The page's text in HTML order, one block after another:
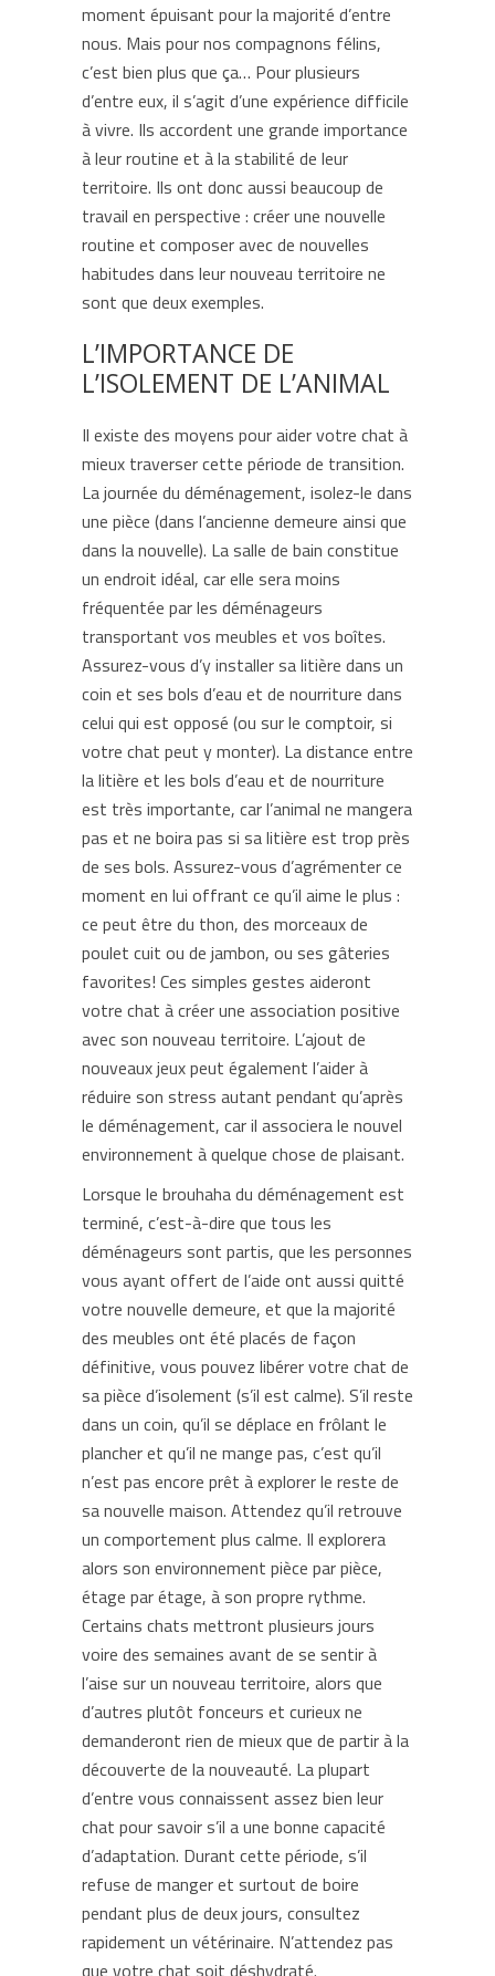
moment épuisant pour la majorité d’entre
nous. Mais pour nos compagnons félins,
c’est bien plus que ça… Pour plusieurs
d’entre eux, il s’agit d’une expérience difficile
à vivre. Ils accordent une grande importance
à leur routine et à la stabilité de leur
territoire. Ils ont donc aussi beaucoup de
travail en perspective : créer une nouvelle
routine et composer avec de nouvelles
habitudes dans leur nouveau territoire ne
sont que deux exemples.
L’IMPORTANCE DE
L’ISOLEMENT DE L’ANIMAL
Il existe des moyens pour aider votre chat à
mieux traverser cette période de transition.
La journée du déménagement, isolez-le dans
une pièce (dans l’ancienne demeure ainsi que
dans la nouvelle). La salle de bain constitue
un endroit idéal, car elle sera moins
fréquentée par les déménageurs
transportant vos meubles et vos boîtes.
Assurez-vous d’y installer sa litière dans un
coin et ses bols d’eau et de nourriture dans
celui qui est opposé (ou sur le comptoir, si
votre chat peut y monter). La distance entre
la litière et les bols d’eau et de nourriture
est très importante, car l’animal ne mangera
pas et ne boira pas si sa litière est trop près
de ses bols. Assurez-vous d’agrémenter ce
moment en lui offrant ce qu’il aime le plus :
ce peut être du thon, des morceaux de
poulet cuit ou de jambon, ou ses gâteries
favorites! Ces simples gestes aideront
votre chat à créer une association positive
avec son nouveau territoire. L’ajout de
nouveaux jeux peut également l’aider à
réduire son stress autant pendant qu’après
le déménagement, car il associera le nouvel
environnement à quelque chose de plaisant.
Lorsque le brouhaha du déménagement est
terminé, c’est-à-dire que tous les
déménageurs sont partis, que les personnes
vous ayant offert de l’aide ont aussi quitté
votre nouvelle demeure, et que la majorité
des meubles ont été placés de façon
définitive, vous pouvez libérer votre chat de
sa pièce d’isolement (s’il est calme). S’il reste
dans un coin, qu’il se déplace en frôlant le
plancher et qu’il ne mange pas, c’est qu’il
n’est pas encore prêt à explorer le reste de
sa nouvelle maison. Attendez qu’il retrouve
un comportement plus calme. Il explorera
alors son environnement pièce par pièce,
étage par étage, à son propre rythme.
Certains chats mettront plusieurs jours
voire des semaines avant de se sentir à
l’aise sur un nouveau territoire, alors que
d’autres plutôt fonceurs et curieux ne
demanderont rien de mieux que de partir à la
découverte de la nouveauté. La plupart
d’entre vous connaissent assez bien leur
chat pour savoir s’il a une bonne capacité
d’adaptation. Durant cette période, s’il
refuse de manger et surtout de boire
pendant plus de deux jours, consultez
rapidement un vétérinaire. N’attendez pas
que votre chat soit déshydraté.